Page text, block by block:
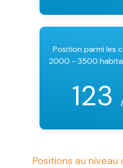
Position parmi les
2000 - 3500
123
Positions au